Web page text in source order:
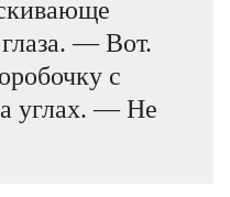
— Вот.
с
углах. — Не